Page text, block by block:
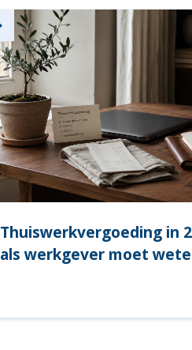
Thuiswerkvergoeding in
als werkgever moet